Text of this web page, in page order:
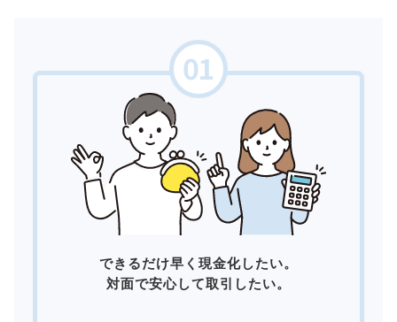
できるだけ早く現金化したい。
対面で安心して取引したい。